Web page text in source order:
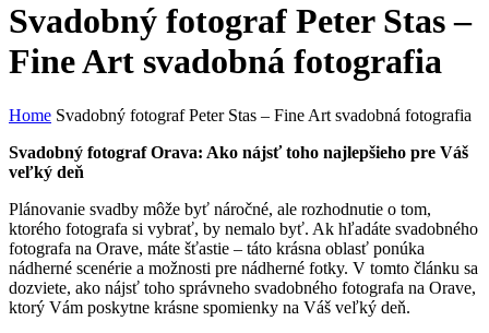
Svadobný fotograf Peter Stas –
Fine Art svadobná fotografia
Home Svadobný fotograf Peter Stas – Fine Art svadobná fotografia
Svadobný fotograf Orava: Ako nájsť toho najlepšieho pre Váš
veľký deň
Plánovanie svadby môže byť náročné, ale rozhodnutie o tom,
ktorého fotografa si vybrať, by nemalo byť. Ak hľadáte svadobného
fotografa na Orave, máte šťastie – táto krásna oblasť ponúka
nádherné scenérie a možnosti pre nádherné fotky. V tomto článku sa
dozviete, ako nájsť toho správneho svadobného fotografa na Orave,
ktorý Vám poskytne krásne spomienky na Váš veľký deň.